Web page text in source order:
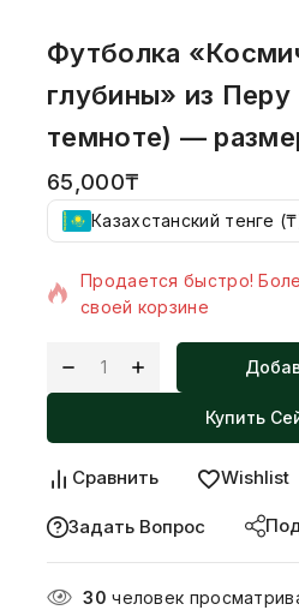
Футболка
глубины» из Перу
темноте) —
65,000₸
Казахстанский тенге
12 товаров продано за
Продается быстро!
своей корзине
Купить
Сравнить Wishlist
Задать Вопрос
30 человек